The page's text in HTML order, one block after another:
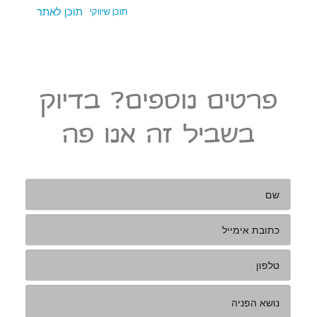
תוכן לאתר תוכן שיווקי
פרטים נוספים? בדיוק
בשביל זה אנו פה